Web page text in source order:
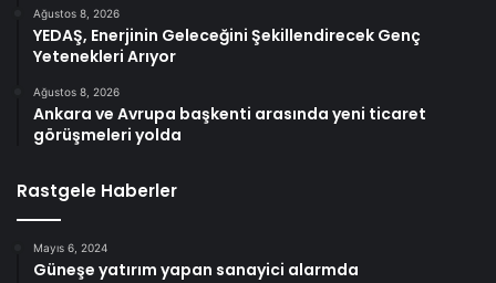
Ağustos 8, 2026
YEDAŞ, Enerjinin Geleceğini Şekillendirecek Genç
Yetenekleri Arıyor
Ağustos 8, 2026
Ankara ve Avrupa başkenti arasında yeni ticaret
görüşmeleri yolda
Rastgele Haberler
Mayıs 6, 2024
Güneşe yatırım yapan sanayici alarmda